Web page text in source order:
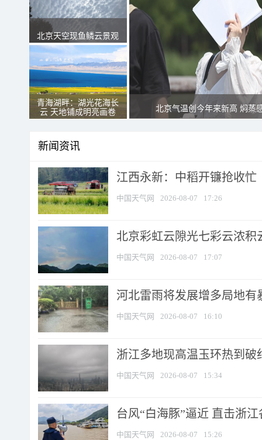
北京天空现鱼鳞云景观
青海湖畔：湖光花海长
云 天地铺成明亮画卷
北京气温创今年来新高 焖蒸
新闻资讯
江西永新：中稻开镰抢收忙
中国天气网 2026-08-07 17:26
北京彩虹云隙光七彩云浓积
中国天气网 2026-08-07 17:07
河北雷雨将发展增多局地有
中国天气网 2026-08-07 16:10
浙江多地现高温玉环热到破
中国天气网 2026-08-07 15:34
台风“白海豚”逼近 直击浙
中国天气网 2026-08-07 15:26